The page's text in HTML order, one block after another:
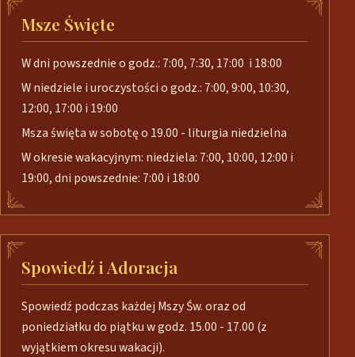
Msze Święte
W dni powszednie o godz.: 7:00, 7:30, 17:00 i 18:00
W niedziele i uroczystości o godz.: 7:00, 9:00, 10:30,
12:00, 17:00 i 19:00
Msza święta w sobotę o 19.00 - liturgia niedzielna
W okresie wakacyjnym: niedziela: 7:00, 10:00, 12:00 i
19:00, dni powszednie: 7:00 i 18:00
Spowiedź i Adoracja
Spowiedź podczas każdej Mszy Św. oraz od
poniedziałku do piątku w godz. 15.00 - 17.00 (z
wyjątkiem okresu wakacji).